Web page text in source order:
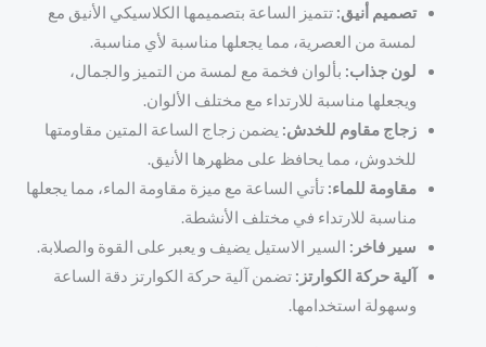
تصميم أنيق: تتميز الساعة بتصميمها الكلاسيكي الأنيق مع
لمسة من العصرية، مما يجعلها مناسبة لأي مناسبة.
لون جذاب: بألوان فخمة مع لمسة من التميز والجمال،
ويجعلها مناسبة للارتداء مع مختلف الألوان.
زجاج مقاوم للخدش: يضمن زجاج الساعة المتين مقاومتها
للخدوش، مما يحافظ على مظهرها الأنيق.
مقاومة للماء: تأتي الساعة مع ميزة مقاومة الماء، مما يجعلها
مناسبة للارتداء في مختلف الأنشطة.
سير فاخر: السير الاستيل يضيف و يعبر على القوة والصلابة.
آلية حركة الكوارتز: تضمن آلية حركة الكوارتز دقة الساعة
وسهولة استخدامها.